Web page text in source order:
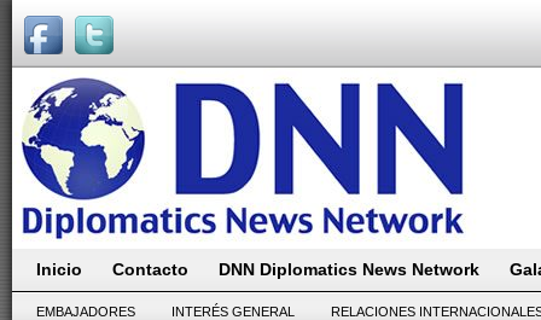
Inicio Contacto DNN Diplomatics News Network
EMBAJADORES INTERÉS GENERAL RELACIONES